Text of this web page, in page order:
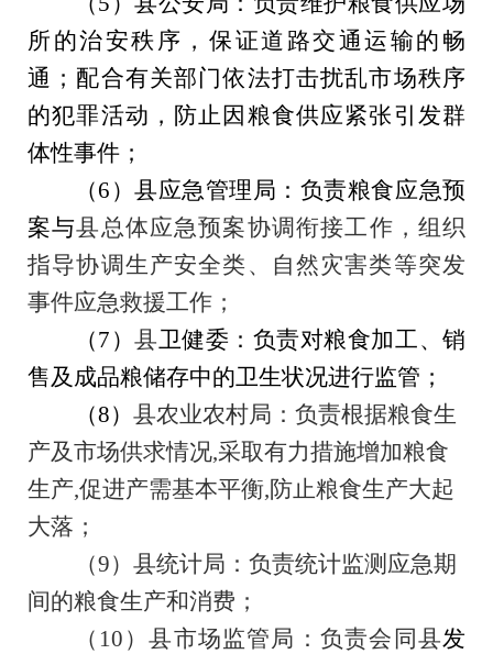
所的治安秩序，保证道路交通运输的畅
通；配合有关部门依法打击扰乱市场秩序
的犯罪活动，防止因粮食供应紧张引发群
体性事件 ；
（6 ）县应急管理 局： 负责粮食应急预
案与县总体应急预案协调衔接工作，组织
指导协调生产安全类、自然灾害类等突发
事件应急救援工作；
（7 ）县卫健委：负责对粮食加工、销
售及成品粮储存中的卫生状况进行监管 ；
（8） 县农业农村局：负责根据粮食生
产及市场供求情况,采取有力措施增加粮食
生产,促进产需基本平衡,防止粮食生产大起
大落 ；
（9）县统计局：负责统计监测应急期
间的粮食生产和消费 ；
（ 10 ）县市场监管局：负责会同县发